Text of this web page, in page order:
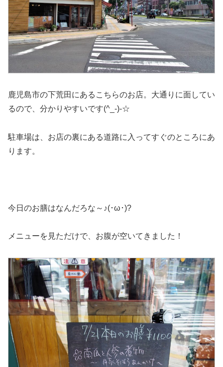
鹿児島市の下荒田にあるこちらのお店。大通りに面してい
るので、分かりやすいです(^_-)-☆
駐車場は、お店の裏にある道路に入ってすぐのところにあ
ります。
今日のお膳はなんだろな～♪(･ω･)?
メニューを見ただけで、お腹が空いてきました！